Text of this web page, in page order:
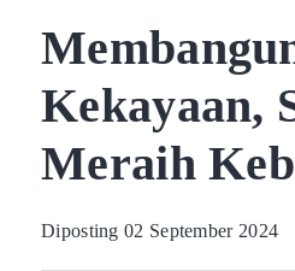
Kekayaan,
Meraih
Diposting 02 September 2024